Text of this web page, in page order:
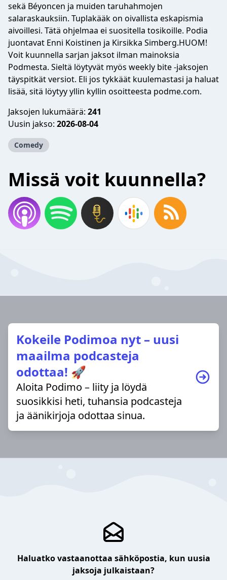
sekä Béyoncen ja muiden taruhahmojen
salaraskauksiin. Tuplakääk on oivallista eskapismia
aivoillesi. Tätä ohjelmaa ei suositella tosikoille. Podia
juontavat Enni Koistinen ja Kirsikka Simberg.HUOM!
Voit kuunnella sarjan jaksot ilman mainoksia
Podmesta. Sieltä löytyvät myös weekly bite -jaksojen
täyspitkät versiot. Eli jos tykkäät kuulemastasi ja haluat
lisää, sitä löytyy yllin kyllin osoitteesta podme.com.
Jaksojen lukumäärä: 241
Uusin jakso: 2026-08-04
Comedy
Missä voit kuunnella?
Kokeile Podimoa nyt – uusi
maailma podcasteja
odottaa! 🚀
Aloita Podimo – liity ja löydä
suosikkisi heti, tuhansia podcasteja
ja äänikirjoja odottaa sinua.
Haluatko vastaanottaa sähköpostia, kun uusia
jaksoja julkaistaan?